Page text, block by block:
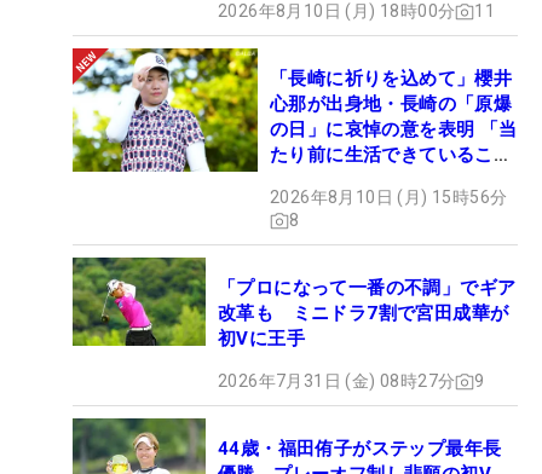
2026年8月10日 (月) 18時00分 11
「長崎に祈りを込めて」櫻井
心那が出身地・長崎の「原爆
の日」に哀悼の意を表明 「当
たり前に生活できていること
2026年8月10日 (月) 15時56分
8
「プロになって一番の不調」でギア
改革も ミニドラ7割で宮田成華が
初Vに王手
2026年7月31日 (金) 08時27分 9
44歳・福田侑子がステップ最年長